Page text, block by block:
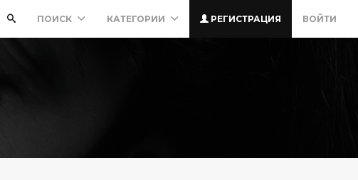
ПОИСК КАТЕГОРИИ РЕГИСТРАЦИЯ ВОЙТИ